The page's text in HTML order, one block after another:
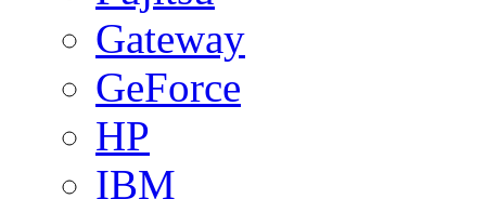
Gateway
GeForce
HP
IBM